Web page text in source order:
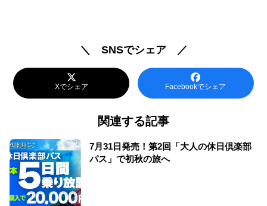
＼ SNSでシェア ／
Xでシェア Facebookでシェア
関連する記事
7月31日発売！第2回「大人の休日倶楽部
パス」で初秋の旅へ